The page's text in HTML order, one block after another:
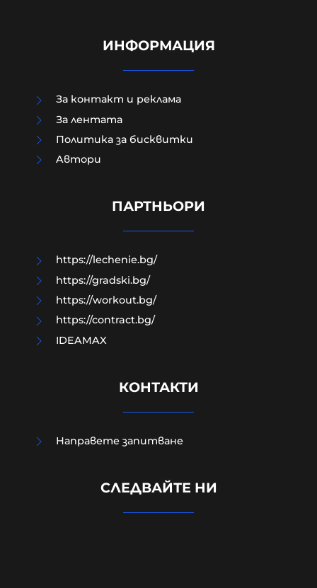
Руснаците поразиха три кораба с
Случаят в Банско, случаят в
недоверието в институциите и в
ИНФОРМАЦИЯ
За контакт и реклама
За лентата
Политика за бисквитки
Aвтори
ПАРТНЬОРИ
https://lechenie.bg/
https://gradski.bg/
https://workout.bg/
https://contract.bg/
IDEAMAX
КОНТАКТИ
Направете запитване
СЛЕДВАЙТЕ НИ